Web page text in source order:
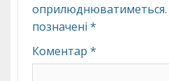
оприлюднюватиметься.
позначені *
Коментар *